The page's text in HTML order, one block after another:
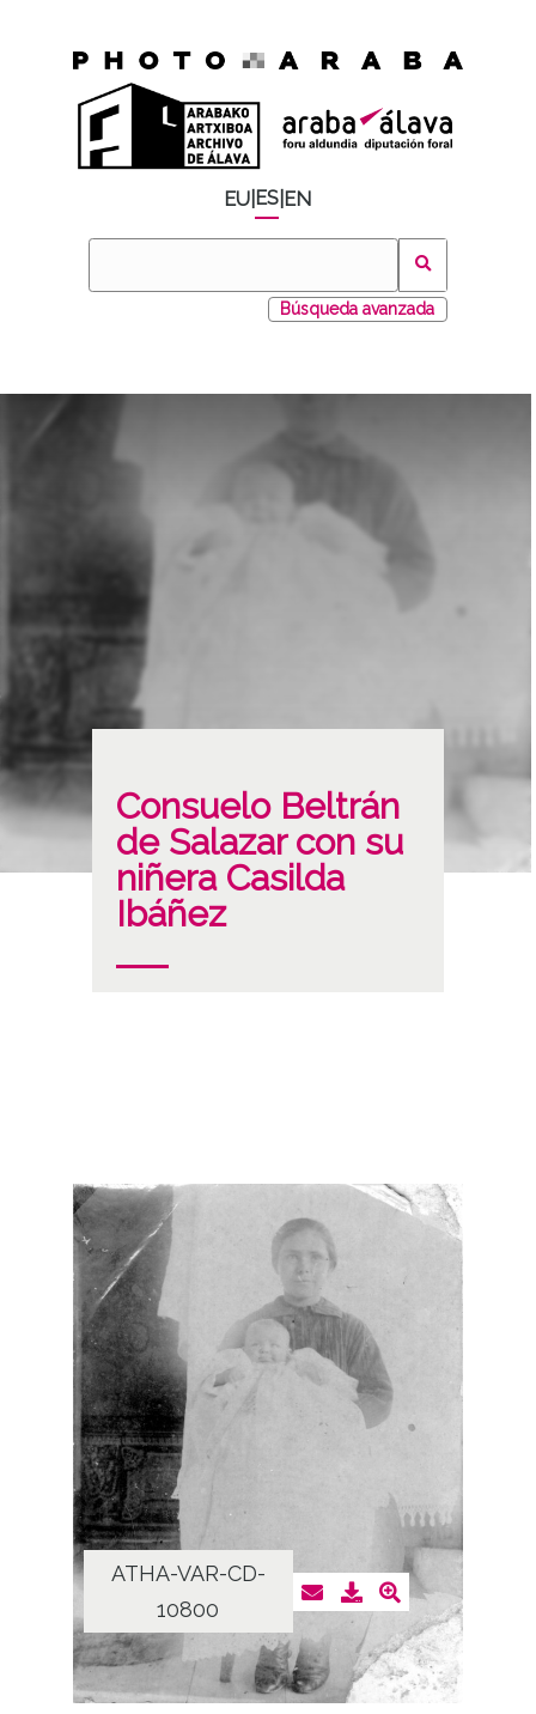
EU ES EN
Búsqueda avanzada
Consuelo Beltrán
de Salazar con su
niñera Casilda
Ibáñez
ATHA-VAR-CD-
10800